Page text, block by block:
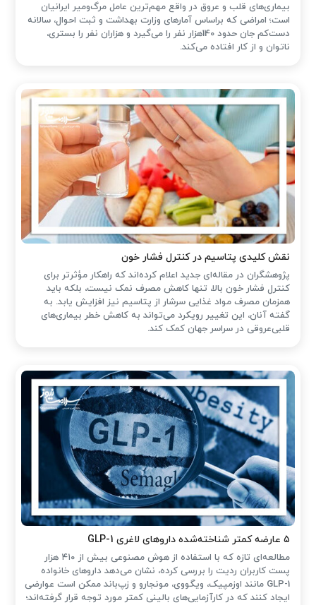
بیماری‌های قلب و عروق در واقع مهم‌ترین عامل مرگ‌ومیر ایرانیان
است؛ امراضی که براساس آمارهای وزارت بهداشت و ثبت احوال، سالانه
دست‌کم جان حدود 140هزار نفر را می‌گیرد و هزاران نفر را بستری،
ناتوان و از کار افتاده می‌کند.
نقش کلیدی پتاسیم در کنترل فشار خون
پژوهشگران در مقاله‌ای جدید اعلام کرده‌اند که راهکار مؤثرتر برای
کنترل فشار خون بالا، تنها کاهش مصرف نمک نیست، بلکه باید
همزمان مصرف مواد غذایی سرشار از پتاسیم نیز افزایش یابد. به
گفته آنان، این تغییر رویکرد می‌تواند به کاهش خطر بیماری‌های
قلبی‌عروقی در سراسر جهان کمک کند.
۵ عارضه کمتر شناخته‌شده داروهای لاغری GLP-1
مطالعه‌ای تازه که با استفاده از هوش مصنوعی بیش از ۴۱۰ هزار
پست کاربران ردیت را بررسی کرده، نشان می‌دهد داروهای خانواده
GLP-1 مانند اوزمپیک، ویگووی، مونجارو و زپ‌باند ممکن است عوارضی
ایجاد کنند که در کارآزمایی‌های بالینی کمتر مورد توجه قرار گرفته‌اند؛